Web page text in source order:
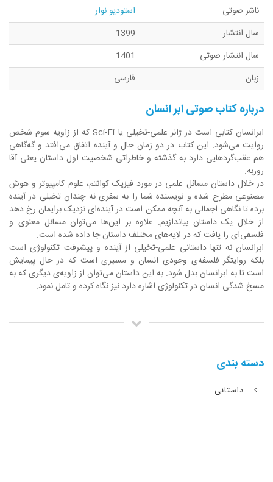
ناشر صوتی
استودیو نوار
سال انتشار
1399
سال انتشار صوتی
1401
زبان
فارسی
درباره کتاب صوتیابر انسان
ابرانسان کتابی است در ژانر علمی-تخیلی یا Sci-Fi که از زاویه سوم شخص
روایت می‌شود. این کتاب در دو زمان حال و آینده اتفاق می‌افتد و گه‌گاهی
هم عقب‌گرد‌هایی دارد به گذشته و خاطراتی شخصیت اول داستان یعنی آقا
روزبه.
در خلال داستان مسائل علمی در مورد فیزیک کوانتم، علوم کامپیوتر و هوش
مصنوعی مطرح شده و نویسنده شما را به سفری نه چندان تخیلی در آینده
برده تا نگاهی اجمالی به آنچه ممکن است در آینده‌ای نزدیک برایمان رخ دهد
از خلال یک داستان بیاندازیم. علاوه بر این‌ها می‌توان مسائل معنوی و
فلسفی‌ای را یافت که در لایه‌های مختلف داستان جا داده شده است.
ابرانسان نه تنها داستانی علمی-تخیلی از آینده و پیشرفت تکنولوژی است
بلکه روایتگر فلسفه‌ی وجودی انسان و مسیری است که در حال پیمایش
است تا به ابرانسان بدل شود. به این داستان می‌توان از زاویه‌ی دیگری که به
مسخ شدگی انسان در تکنولوژی اشاره دارد نیز نگاه کرده و تامل نمود.
دسته بندی
داستانی